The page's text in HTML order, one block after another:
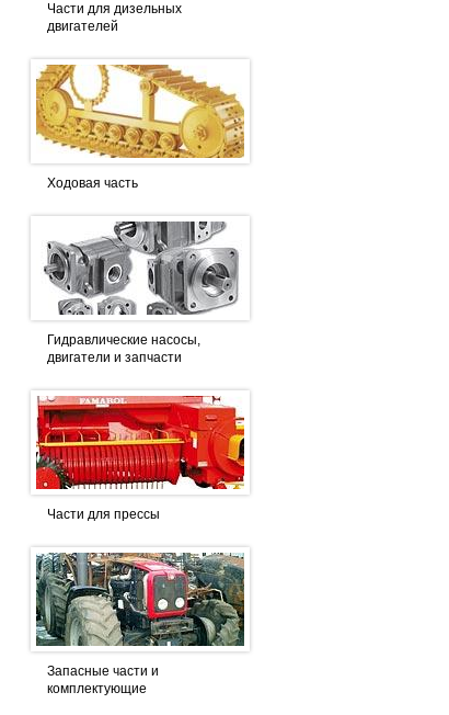
Части для дизельных
двигателей
Ходовая часть
Гидравлические насосы,
двигатели и запчасти
Части для прессы
Запасные части и
комплектующие